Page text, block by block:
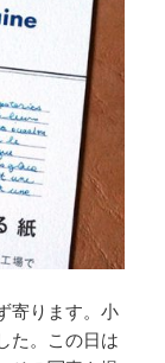
寄ります。小
た。この日は